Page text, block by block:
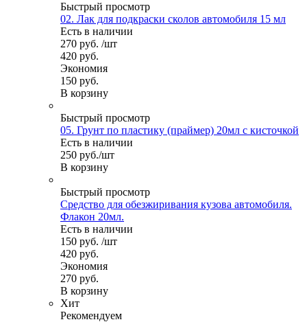
Быстрый просмотр
02. Лак для подкраски сколов автомобиля 15 мл
Есть в наличии
270 руб. /шт
420 руб.
Экономия
150 руб.
В корзину
Быстрый просмотр
05. Грунт по пластику (праймер) 20мл с кисточкой
Есть в наличии
250 руб./шт
В корзину
Быстрый просмотр
Средство для обезжиривания кузова автомобиля.
Флакон 20мл.
Есть в наличии
150 руб. /шт
420 руб.
Экономия
270 руб.
В корзину
Хит
Рекомендуем